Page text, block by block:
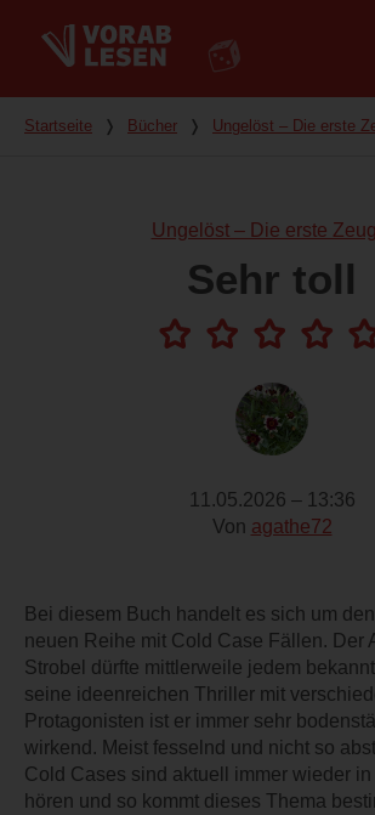
Du bist hier
Startseite ❭ Bücher ❭ Ungelöst – Die erste
Ungelöst – Die erste
Sehr toll
11.05.2026 – 13:36
Von agathe72
Bei diesem Buch handelt es sich um
neuen Reihe mit Cold Case Fällen. Der
Strobel dürfte mittlerweile jedem
seine ideenreichen Thriller mit
Protagonisten ist er immer sehr
wirkend. Meist fesselnd und nicht so
Cold Cases sind aktuell immer wieder
hören und so kommt dieses Thema